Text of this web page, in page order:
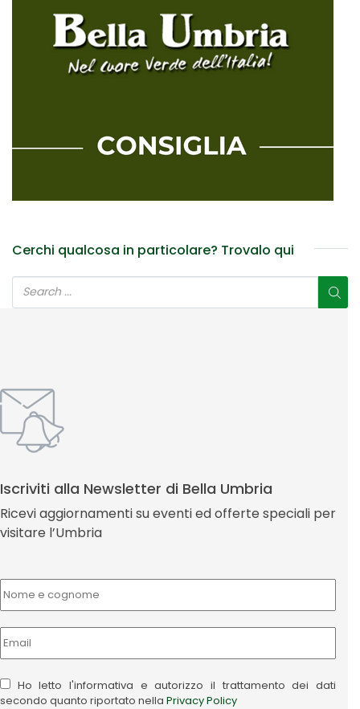
Cerchi qualcosa in particolare? Trovalo qui
Iscriviti alla Newsletter di Bella Umbria
Ricevi aggiornamenti su eventi ed offerte speciali per
visitare l’Umbria
Ho letto l'informativa e autorizzo il trattamento dei dati
secondo quanto riportato nella Privacy Policy